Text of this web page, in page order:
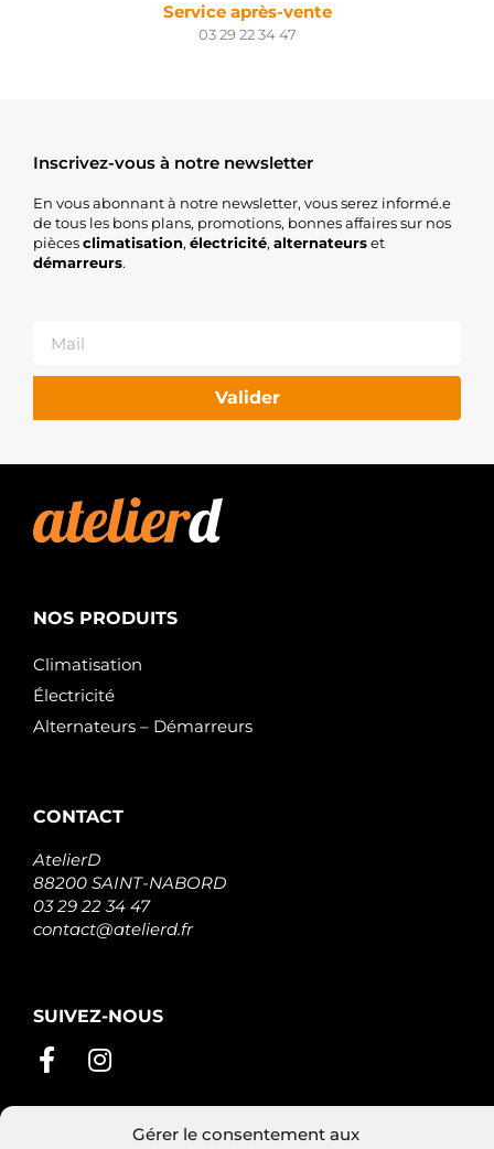
Gérer le consentement aux
Service après-vente
03 29 22 34 47
Inscrivez-vous à notre newsletter
En vous abonnant à notre newsletter, vous serez informé.e
de tous les bons plans, promotions, bonnes affaires sur nos
piècesclimatisation, électricité, alternateurset
démarreurs.
Valider
NOS PRODUITS
Climatisation
Électricité
Alternateurs – Démarreurs
CONTACT
AtelierD
88200 SAINT-NABORD
03 29 22 34 47
contact@atelierd.fr
SUIVEZ-NOUS